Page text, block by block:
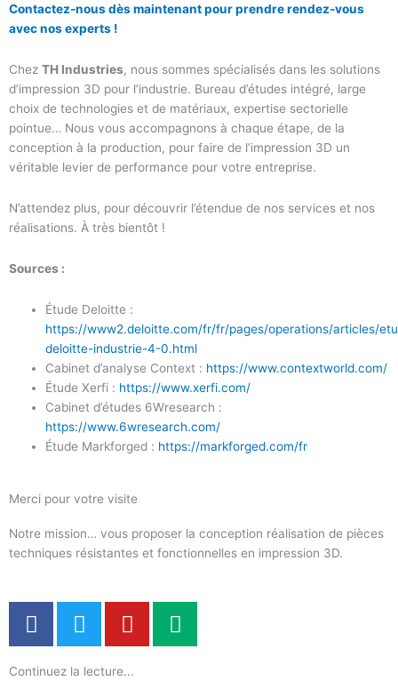
Contactez-nous dès maintenant pour prendre rendez-vous
avec nos experts !
Chez TH Industries, nous sommes spécialisés dans les solutions
d’impression 3D pour l’industrie. Bureau d’études intégré, large
choix de technologies et de matériaux, expertise sectorielle
pointue… Nous vous accompagnons à chaque étape, de la
conception à la production, pour faire de l’impression 3D un
véritable levier de performance pour votre entreprise.
N’attendez plus, pour découvrir l’étendue de nos services et nos
réalisations. À très bientôt !
Sources :
Étude Deloitte :
https://www2.deloitte.com/fr/fr/pages/operations/articles/
deloitte-industrie-4-0.html
Cabinet d’analyse Context : https://www.contextworld.com/
Étude Xerfi : https://www.xerfi.com/
Cabinet d’études 6Wresearch :
https://www.6wresearch.com/
Étude Markforged : https://markforged.com/fr
Merci pour votre visite
Notre mission… vous proposer la conception réalisation de pièces
techniques résistantes et fonctionnelles en impression 3D.
F
a
e
T
w
t
Y
o
t
M
e
Continuez la lecture...